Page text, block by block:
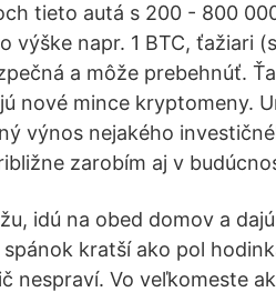
tieto autá s 200 - 800
výške napr. 1 BTC, ťažiari
a môže prebehnúť.
nové mince kryptomeny.
výnos nejakého
zarobím aj v
idú na obed domov a
kratší ako pol
nespraví. Vo veľkomeste